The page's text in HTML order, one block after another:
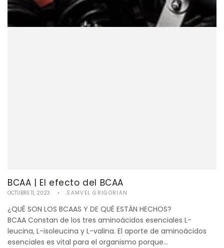
BCAA | El efecto del BCAA
OCTUBRE 11, 2023 SAMVEL GRIGORIAN
¿QUÉ SON LOS BCAAS Y DE QUÉ ESTÁN HECHOS?
BCAA Constan de los tres aminoácidos esenciales L-
leucina, L-isoleucina y L-valina. El aporte de aminoácidos
esenciales es vital para el organismo porque...